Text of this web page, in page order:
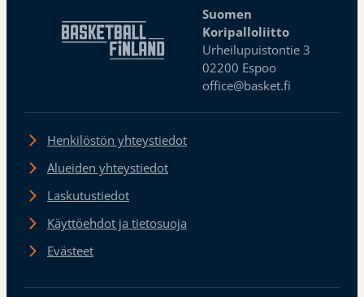
Suomen
Koripalloliitto
Urheilupuistontie 3
02200 Espoo
office@basket.fi
Henkilöstön yhteystiedot
Alueiden yhteystiedot
Laskutustiedot
Käyttöehdot ja tietosuoja
Evästeet